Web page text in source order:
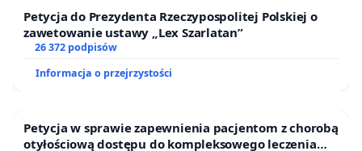
Petycja do Prezydenta Rzeczypospolitej Polskiej o
zawetowanie ustawy „Lex Szarlatan”
26 372 podpisów
Informacja o przejrzystości
Petycja w sprawie zapewnienia pacjentom z chorobą
otyłościową dostępu do kompleksowego leczenia